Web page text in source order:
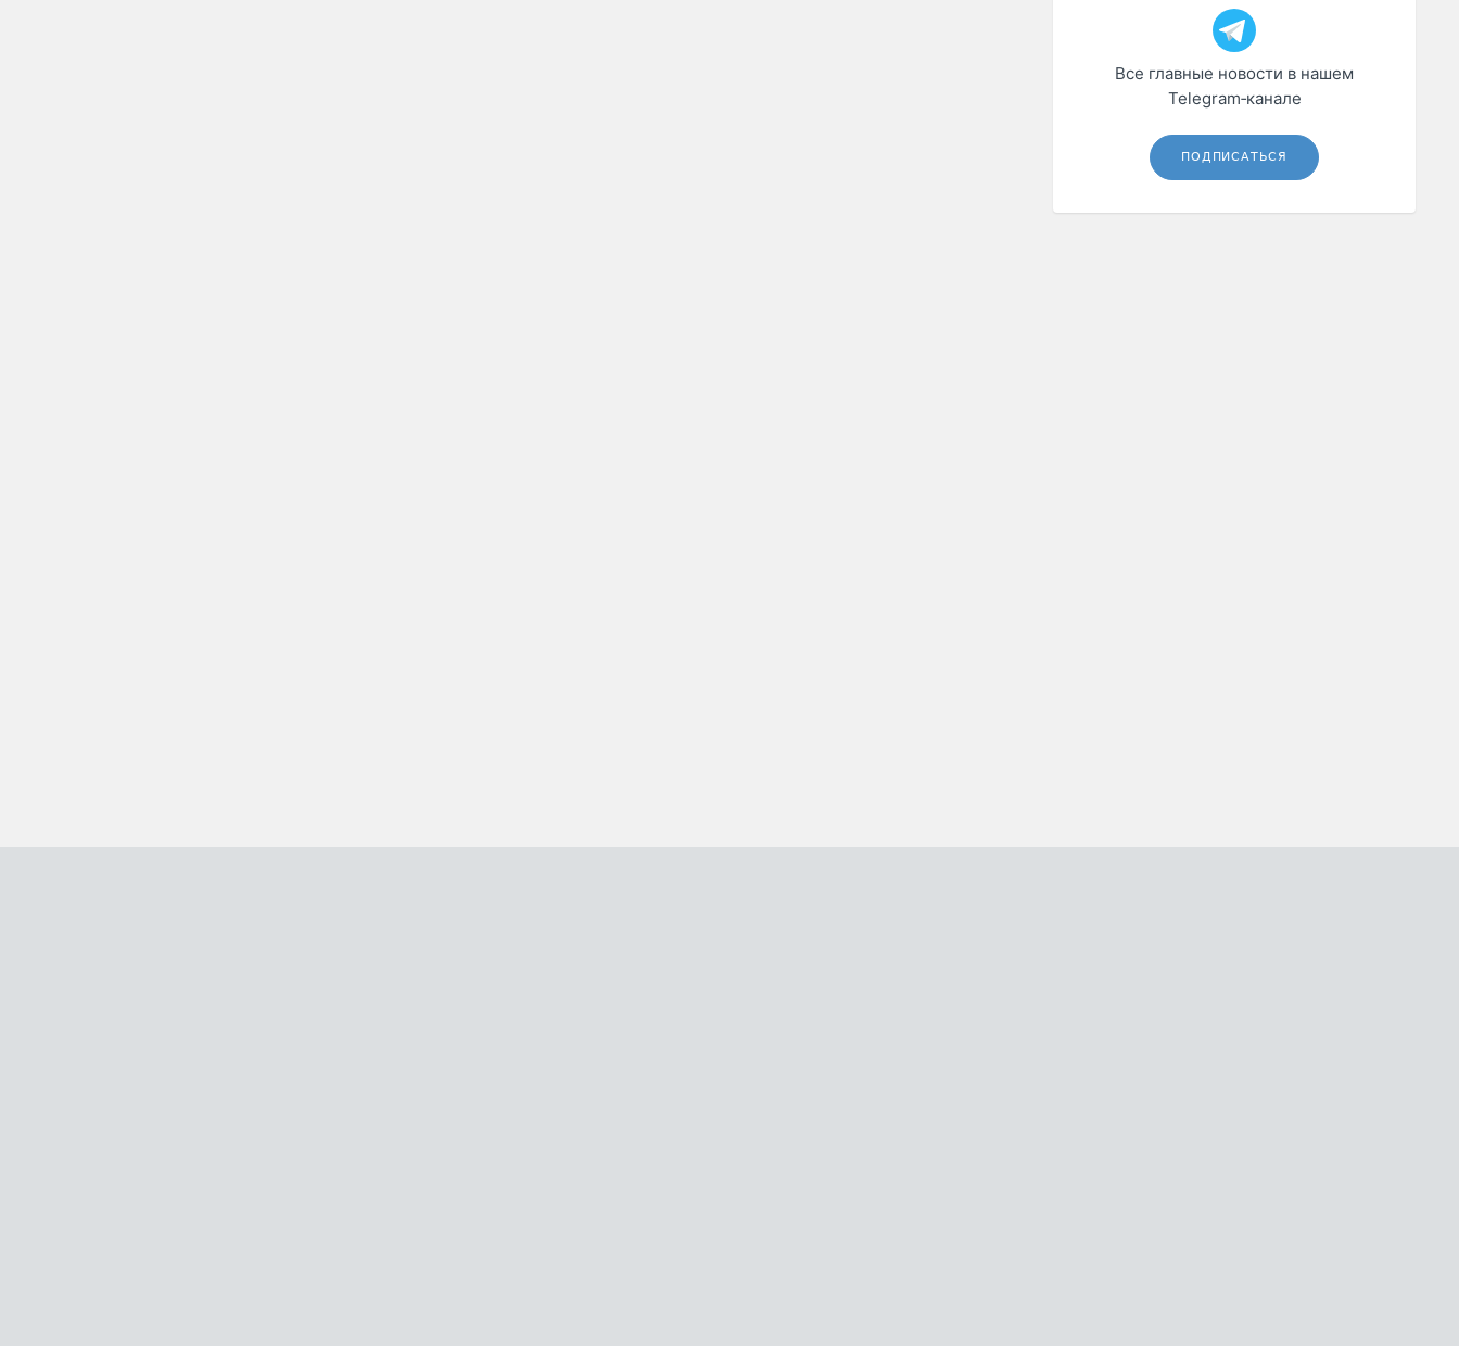
Все главные новости в нашем
Telegram‑канале
ПОДПИСАТЬСЯ